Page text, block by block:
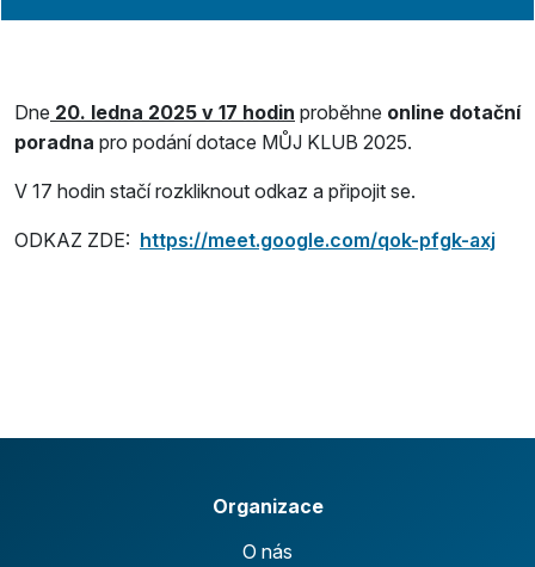
Dne 20. ledna 2025 v 17 hodin proběhne online dotační
poradna pro podání dotace MŮJ KLUB 2025.
V 17 hodin stačí rozkliknout odkaz a připojit se.
ODKAZ ZDE: https://meet.google.com/qok-pfgk-axj
Organizace
O nás